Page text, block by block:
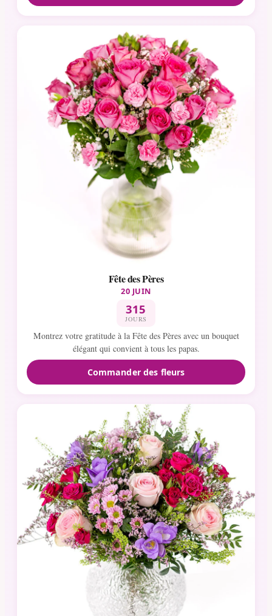
Fête des Pères
20 JUIN
315
JOURS
Montrez votre gratitude à la Fête des Pères avec un bouquet
élégant qui convient à tous les papas.
Commander des fleurs